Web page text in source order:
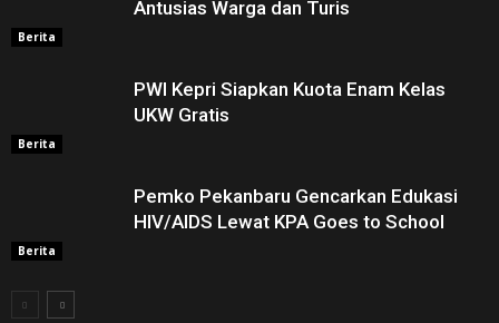
Berita
Antusias Warga dan Turis
Berita
PWI Kepri Siapkan Kuota Enam Kelas
UKW Gratis
Berita
Pemko Pekanbaru Gencarkan Edukasi
HIV/AIDS Lewat KPA Goes to School